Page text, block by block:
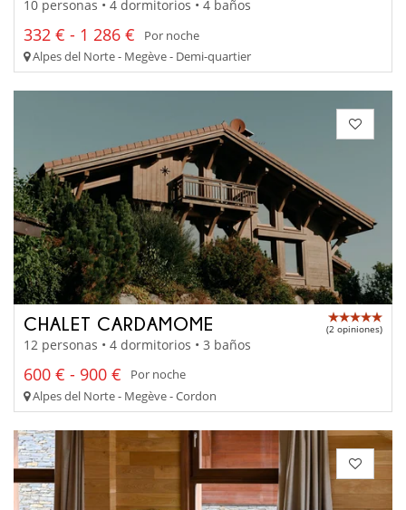
10 personas • 4 dormitorios • 4 baños
332 € - 1 286 €
Por noche
Alpes del Norte - Megève - Demi-quartier
CHALET CARDAMOME (2 opiniones)
12 personas • 4 dormitorios • 3 baños
600 € - 900 €
Por noche
Alpes del Norte - Megève - Cordon